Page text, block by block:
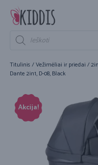
Titulinis /Vežimėliai ir priedai /
Dante 2in1, D-08, Black
Akcija!